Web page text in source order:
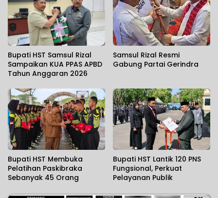
Bupati HST Samsul Rizal
Sampaikan KUA PPAS APBD
Tahun Anggaran 2026
Samsul Rizal Resmi
Gabung Partai Gerindra
Bupati HST Membuka
Pelatihan Paskibraka
Sebanyak 45 Orang
Bupati HST Lantik 120 PNS
Fungsional, Perkuat
Pelayanan Publik